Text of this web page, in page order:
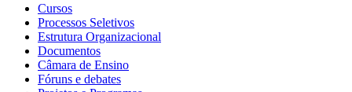
Cursos
Processos Seletivos
Estrutura Organizacional
Documentos
Câmara de Ensino
Fóruns e debates